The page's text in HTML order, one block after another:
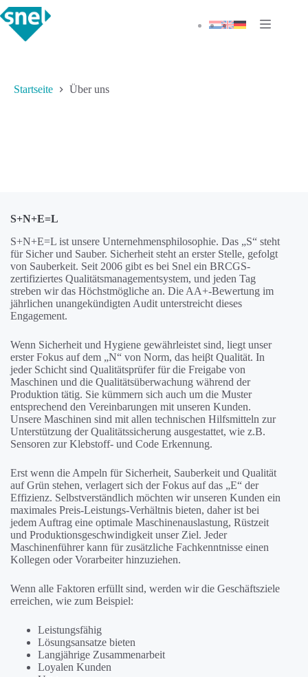
Zum
Inhalt
springen
Startseite Über uns
S+N+E=L
S+N+E=L ist unsere Unternehmensphilosophie. Das „S“ steht
für Sicher und Sauber. Sicherheit steht an erster Stelle, gefolgt
von Sauberkeit. Seit 2006 gibt es bei Snel ein BRCGS-
zertifiziertes Qualitätsmanagementsystem, und jeden Tag
streben wir das Höchstmögliche an. Die AA+-Bewertung im
jährlichen unangekündigten Audit unterstreicht dieses
Engagement.
Wenn Sicherheit und Hygiene gewährleistet sind, liegt unser
erster Fokus auf dem „N“ von Norm, das heiβt Qualität. In
jeder Schicht sind Qualitätsprüfer für die Freigabe von
Maschinen und die Qualitätsüberwachung während der
Produktion tätig. Sie kümmern sich auch um die Muster
entsprechend den Vereinbarungen mit unseren Kunden.
Unsere Maschinen sind mit allen technischen Hilfsmitteln zur
Unterstützung der Qualitätssicherung ausgestattet, wie z.B.
Sensoren zur Klebstoff- und Code Erkennung.
Erst wenn die Ampeln für Sicherheit, Sauberkeit und Qualität
auf Grün stehen, verlagert sich der Fokus auf das „E“ der
Effizienz. Selbstverständlich möchten wir unseren Kunden ein
maximales Preis-Leistungs-Verhältnis bieten, daher ist bei
jedem Auftrag eine optimale Maschinenauslastung, Rüstzeit
und Produktionsgeschwindigkeit unser Ziel. Jeder
Maschinenführer kann für zusätzliche Fachkenntnisse einen
Kollegen oder Vorarbeiter hinzuziehen.
Wenn alle Faktoren erfüllt sind, werden wir die Geschäftsziele
erreichen, wie zum Beispiel:
Leistungsfähig
Lösungsansatze bieten
Langjährige Zusammenarbeit
Loyalen Kunden